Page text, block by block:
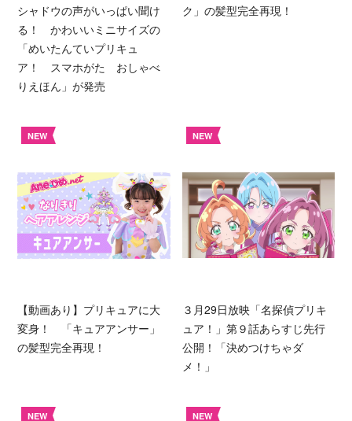
シャドウの声がいっぱい聞け
る！ かわいいミニサイズの
「めいたんていプリキュ
ア！ スマホがた おしゃべ
りえほん」が発売
ク」の髪型完全再現！
NEW
【動画あり】プリキュアに大
変身！ 「キュアアンサー」
の髪型完全再現！
NEW
３月29日放映「名探偵プリキ
ュア！」第９話あらすじ先行
公開！「決めつけちゃダ
メ！」
NEW NEW